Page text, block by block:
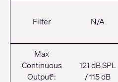
Filter N/A
Max
Continuous
Output2:
121 dB SPL
/ 115 dB